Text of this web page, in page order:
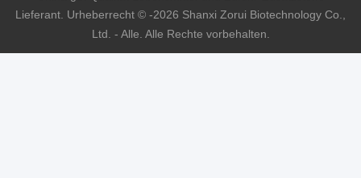
Lieferant. Urheberrecht © -2026 Shanxi Zorui Biotechnology Co.,
Ltd. - Alle. Alle Rechte vorbehalten.